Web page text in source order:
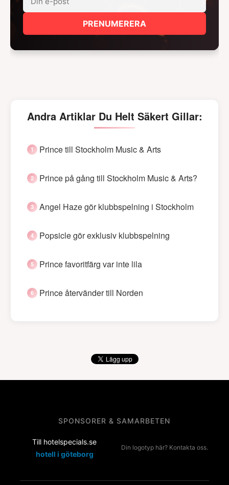
PRENUMERERA
Andra Artiklar Du Helt Säkert Gillar:
Prince till Stockholm Music & Arts
Prince på gång till Stockholm Music & Arts?
Angel Haze gör klubbspelning i Stockholm
Popsicle gör exklusiv klubbspelning
Prince favoritfärg var inte lila
Prince återvänder till Norden
SPONSORER & SAMARBETEN
Till hotelspecials.se
hotell i göteborg
Din logotyp här? Kontakta oss.